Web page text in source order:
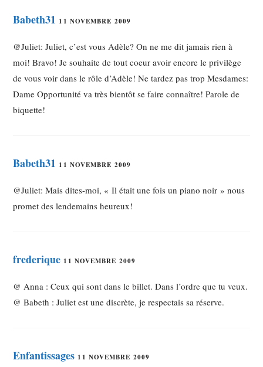
Babeth31 11 NOVEMBRE 2009
@Juliet: Juliet, c’est vous Adèle? On ne me dit jamais rien à
moi! Bravo! Je souhaite de tout coeur avoir encore le privilège
de vous voir dans le rôle d’Adèle! Ne tardez pas trop Mesdames:
Dame Opportunité va très bientôt se faire connaître! Parole de
biquette!
Babeth31 11 NOVEMBRE 2009
@Juliet: Mais dites-moi, « Il était une fois un piano noir » nous
promet des lendemains heureux!
frederique 11 NOVEMBRE 2009
@ Anna : Ceux qui sont dans le billet. Dans l’ordre que tu veux.
@ Babeth : Juliet est une discrète, je respectais sa réserve.
Enfantissages 11 NOVEMBRE 2009